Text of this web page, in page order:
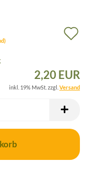
2,20 EUR
inkl. 19% MwSt. zzgl. Versand